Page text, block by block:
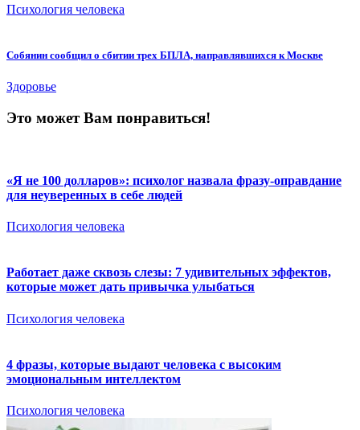
Психология человека
Собянин сообщил о сбитии трех БПЛА, направлявшихся к Москве
Здоровье
Это может Вам понравиться!
«Я не 100 долларов»: психолог назвала фразу-оправдание
для неуверенных в себе людей
Психология человека
Работает даже сквозь слезы: 7 удивительных эффектов,
которые может дать привычка улыбаться
Психология человека
4 фразы, которые выдают человека с высоким
эмоциональным интеллектом
Психология человека